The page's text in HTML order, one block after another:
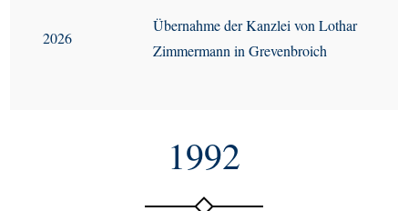
2026
Übernahme der Kanzlei von Lothar
Zimmermann in Grevenbroich
1992